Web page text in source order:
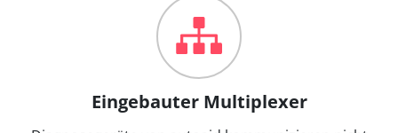
Eingebauter Multiplexer